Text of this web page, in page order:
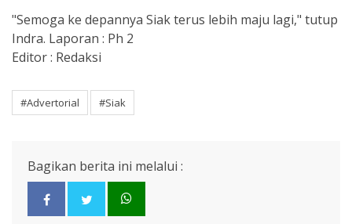
"Semoga ke depannya Siak terus lebih maju lagi," tutup
Indra. Laporan : Ph 2
Editor : Redaksi
#Advertorial #Siak
Bagikan berita ini melalui :